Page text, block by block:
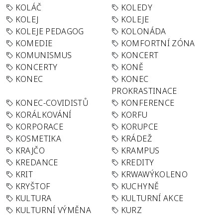
KOLÁČ
KOLEDY
KOLEJ
KOLEJE
KOLEJE PEDAGOG
KOLONÁDA
KOMEDIE
KOMFORTNÍ ZÓNA
KOMUNISMUS
KONCERT
KONCERTY
KONĚ
KONEC
KONEC
PROKRASTINACE
KONEC-COVIDISTŮ
KONFERENCE
KORÁLKOVÁNÍ
KORFU
KORPORACE
KORUPCE
KOSMETIKA
KRÁDEŽ
KRAJČO
KRAMPUS
KREDANCE
KREDITY
KRIT
KRWAWÝKOLENO
KRYŠTOF
KUCHYNĚ
KULTURA
KULTURNÍ AKCE
KULTURNÍ VÝMĚNA
KURZ